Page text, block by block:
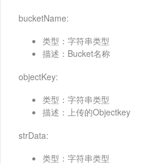
bucketName:
类型：字符串类型
描述：Bucket名称
objectKey:
类型：字符串类型
描述：上传的Objectkey
strData:
类型：字符串类型